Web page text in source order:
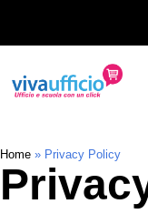
Home » Privacy Policy